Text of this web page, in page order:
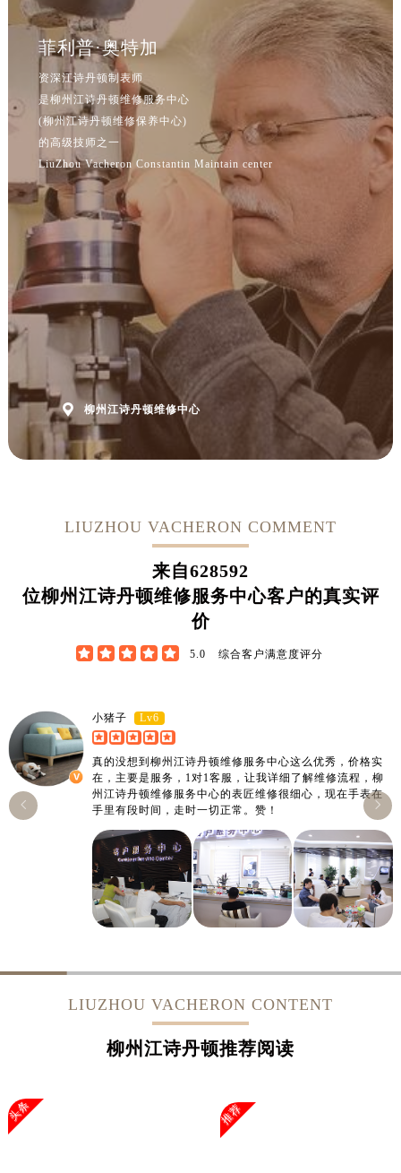
菲利普·奥特加
资深江诗丹顿制表师
是柳州江诗丹顿维修服务中心
(柳州江诗丹顿维修保养中心)
的高级技师之一
LiuZhou Vacheron Constantin Maintain center
 柳州江诗丹顿维修中心
LIUZHOU VACHERON COMMENT
来自628592
位柳州江诗丹顿维修服务中心客户的真实评
价
     5.0 综合客户满意度评分
小猪子 Lv6
真的没想到柳州江诗丹顿维修服务中心这么优秀，价格实
在，主要是服务，1对1客服，让我详细了解维修流程，柳
州江诗丹顿维修服务中心的表匠维修很细心，现在手表在
手里有段时间，走时一切正常。赞！


LIUZHOU VACHERON CONTENT
柳州江诗丹顿推荐阅读
头条 推荐